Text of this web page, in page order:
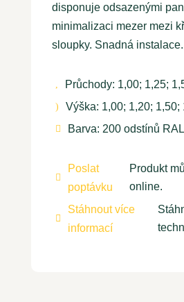
disponuje odsazenými
minimalizaci mezer mezi
sloupky. Snadná instalace.
Průchody: 1,00; 1,25;
) Výška: 1,00; 1,20; 1,50;
 Barva: 200 odstínů RAL

Poslat
poptávku
Produkt
online.

Stáhnout více
informací